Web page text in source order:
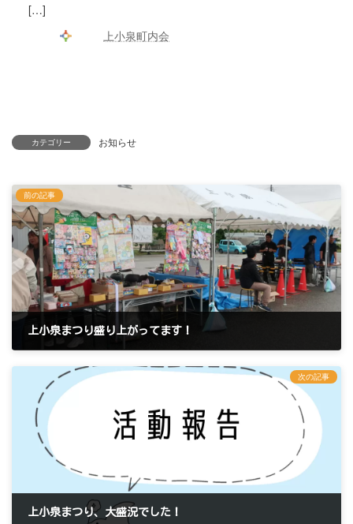
[…]
上小泉町内会
カテゴリー お知らせ
前の記事
上小泉まつり盛り上がってます！
次の記事
上小泉まつり、大盛況でした！